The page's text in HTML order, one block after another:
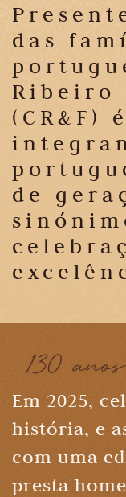
das
Ribeiro
(CR&F)
de
Em 2025,
história, e
com uma
presta